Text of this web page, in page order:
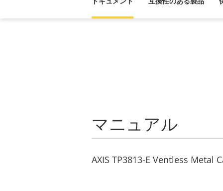
マニュアル
AXIS TP3813-E Ventless Metal